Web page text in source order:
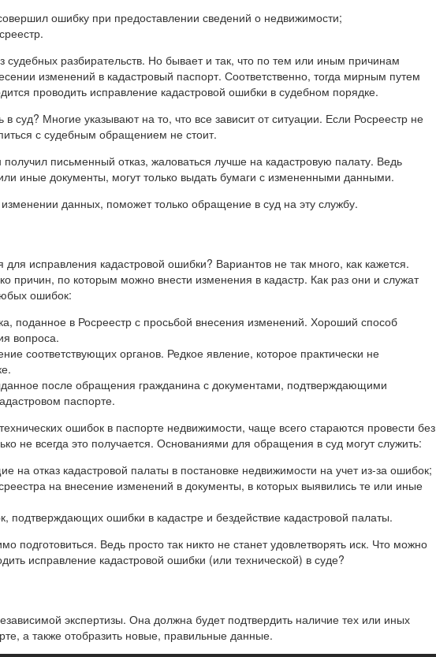
ошибку при предоставлении сведений о недвижимости;
судебных разбирательств. Но бывает и так, что по тем или иным причинам
изменений в кадастровый паспорт. Соответственно, тогда мирным путем
проводить исправление кадастровой ошибки в судебном порядке.
в суд? Многие указывают на то, что все зависит от ситуации. Если Росреестр не
с судебным обращением не стоит.
получил письменный отказ, жаловаться лучше на кадастровую палату. Ведь
иные документы, могут только выдать бумаги с измененными данными.
данных, поможет только обращение в суд на эту службу.
для исправления кадастровой ошибки? Вариантов не так много, как кажется.
причин, по которым можно внести изменения в кадастр. Как раз они и служат
ошибок:
поданное в Росреестр с просьбой внесения изменений. Хороший способ
вопроса.
соответствующих органов. Редкое явление, которое практически не
после обращения гражданина с документами, подтверждающими
паспорте.
ошибок в паспорте недвижимости, чаще всего стараются провести без
не всегда это получается. Основаниями для обращения в суд могут служить:
на отказ кадастровой палаты в постановке недвижимости на учет из-за ошибок;
на внесение изменений в документы, в которых выявились те или иные
подтверждающих ошибки в кадастре и бездействие кадастровой палаты.
подготовиться. Ведь просто так никто не станет удовлетворять иск. Что можно
исправление кадастровой ошибки (или технической) в суде?
экспертизы. Она должна будет подтвердить наличие тех или иных
а также отобразить новые, правильные данные.